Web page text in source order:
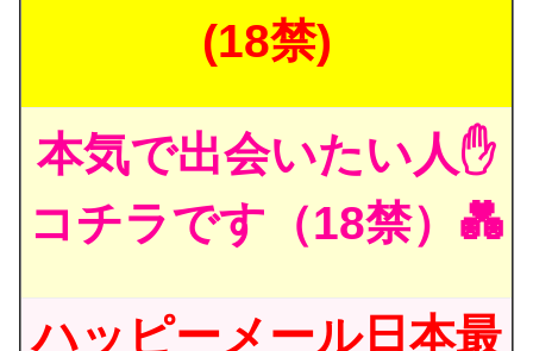
(18禁)
本気で出会いたい人✋
コチラです（18禁）💑
ハッピーメール日本最